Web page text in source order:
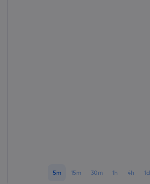
5m 15m 30m 1h 4h 1d